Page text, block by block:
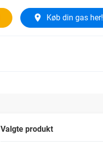
Køb din gas her!
Valgte produkt